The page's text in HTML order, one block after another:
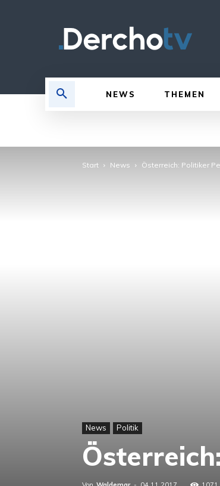
NEWS THEMEN
Start News Österreich: Politiker
News Politik